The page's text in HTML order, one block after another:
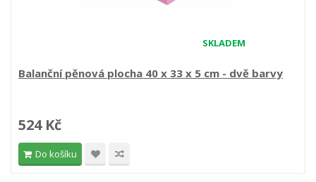
SKLADEM
Balanční pěnová plocha 40 x 33 x 5 cm - dvě barvy
524 Kč
Do košíku